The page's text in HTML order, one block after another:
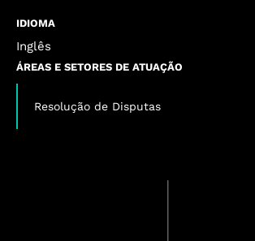
IDIOMA
Inglês
ÁREAS E SETORES DE ATUAÇÃO
Resolução de Disputas